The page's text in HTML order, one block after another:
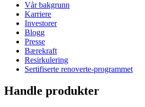
Vår bakgrunn
Karriere
Investorer
Blogg
Presse
Bærekraft
Resirkulering
Sertifiserte renoverte-programmet
Handle produkter